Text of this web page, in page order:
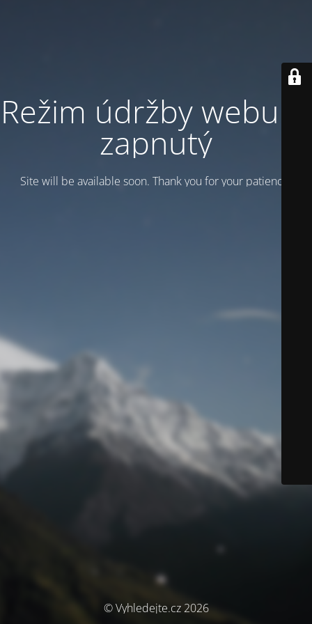
Režim údržby webu je
zapnutý
Site will be available soon. Thank you for your patience!
© Vyhledejte.cz 2026